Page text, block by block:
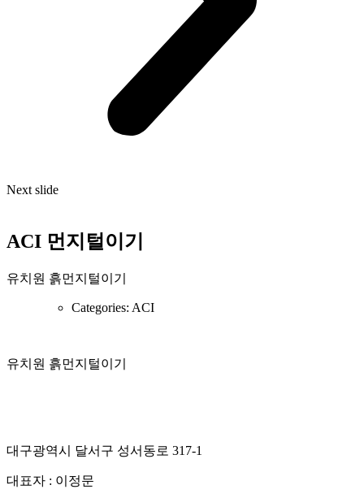
Next slide
ACI 먼지털이기
유치원 흙먼지털이기
Categories: ACI
유치원 흙먼지털이기
대구광역시 달서구 성서동로 317-1
대표자 : 이정문